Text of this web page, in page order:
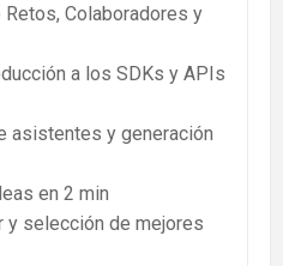
Colaboradores y
a los SDKs y APIs
asistentes y generación
en 2 min
y selección de mejores